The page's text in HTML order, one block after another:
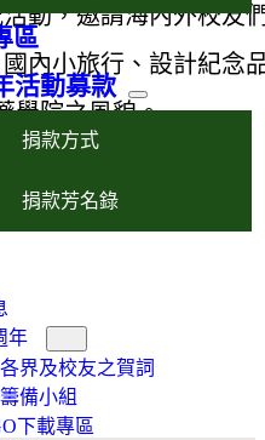
區
活動募款
捐款方式
捐款芳名錄
年
界及校友之賀詞
備小組
下載專區
動，邀請海內外校友
內小旅行、設計紀念
學院之風貌。